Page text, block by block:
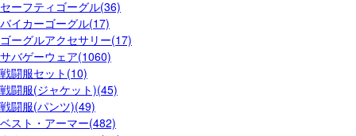
セーフティゴーグル(36)
バイカーゴーグル(17)
ゴーグルアクセサリー(17)
サバゲーウェア(1060)
戦闘服セット(10)
戦闘服(ジャケット)(45)
戦闘服(パンツ)(49)
ベスト・アーマー(482)